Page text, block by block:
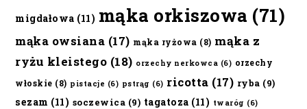
migdałowa (11) mąka orkiszowa (71)
mąka owsiana (17) mąka ryżowa (8) mąka z
ryżu kleistego (18) orzechy nerkowca (6) orzechy
włoskie (8) pistacje (6) pstrąg (6) ricotta (17) ryba (9)
sezam (11) soczewica (9) tagatoza (11) twaróg (6)